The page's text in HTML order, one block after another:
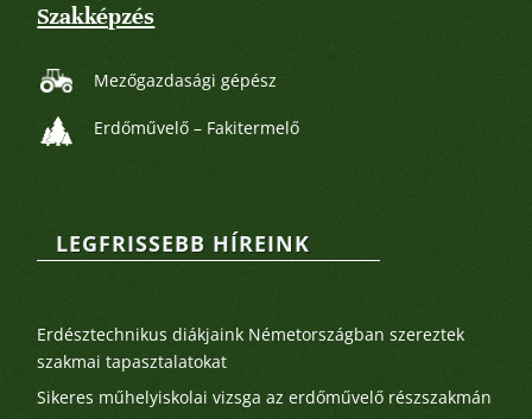
Szakképzés
Mezőgazdasági gépész
Erdőművelő – Fakitermelő
LEGFRISSEBB HÍREINK
Erdésztechnikus diákjaink Németországban szereztek
szakmai tapasztalatokat
Sikeres műhelyiskolai vizsga az erdőművelő részszakmán